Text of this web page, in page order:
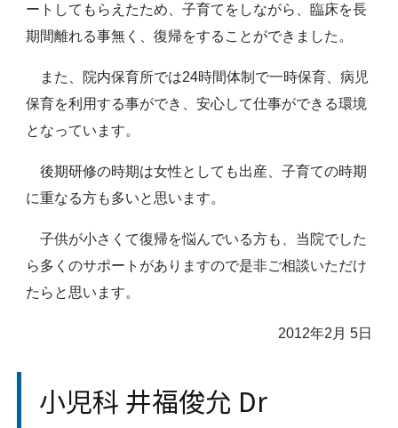
ートしてもらえたため、子育てをしながら、臨床を長
期間離れる事無く、復帰をすることができました。
また、院内保育所では24時間体制で一時保育、病児
保育を利用する事ができ、安心して仕事ができる環境
となっています。
後期研修の時期は女性としても出産、子育ての時期
に重なる方も多いと思います。
子供が小さくて復帰を悩んでいる方も、当院でした
ら多くのサポートがありますので是非ご相談いただけ
たらと思います。
2012年2月 5日
小児科 井福俊允 Dr